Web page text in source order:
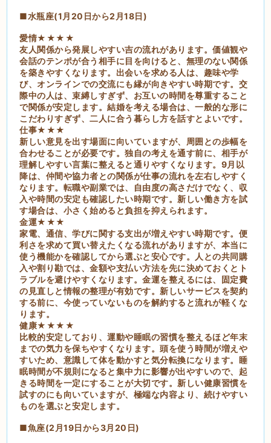
■水瓶座(1月20日から2月18日)
愛情★★★★
友人関係から発展しやすい吉の流れがあります。価値観や
会話のテンポが合う相手に目を向けると、無理のない関係
を築きやすくなります。出会いを求める人は、趣味や学
び、オンラインでの交流にも縁が向きやすい時期です。交
際中の人は、束縛しすぎず、お互いの時間を尊重すること
で関係が安定します。結婚を考える場合は、一般的な形に
こだわりすぎず、二人に合う暮らし方を話すとよいです。
仕事★★★
新しい意見を出す場面に向いていますが、周囲との歩幅を
合わせることが必要です。独自の考えを通す前に、相手が
理解しやすい言葉に整えると通りやすくなります。9月以
降は、仲間や協力者との関係が仕事の流れを左右しやすく
なります。転職や副業では、自由度の高さだけでなく、収
入や時間の安定も確認したい時期です。新しい働き方を試
す場合は、小さく始めると負担を抑えられます。
金運★★★
家電、通信、学びに関する支出が増えやすい時期です。便
利さを求めて買い替えたくなる流れがありますが、本当に
使う機能かを確認してから選ぶと安心です。人との共同購
入や割り勘では、金額や支払い方法を先に決めておくとト
ラブルを避けやすくなります。金運を整えるには、固定費
の見直しと情報の整理が有効です。新しいサービスを契約
する前に、今使っていないものを解約すると流れが軽くな
ります。
健康★★★★
比較的安定しており、運動や睡眠の習慣を整えるほど年末
までの気力を保ちやすくなります。頭を使う時間が増えや
すいため、意識して体を動かすと気分転換になります。睡
眠時間が不規則になると集中力に影響が出やすいので、起
きる時間を一定にすることが大切です。新しい健康習慣を
試すのにも向いていますが、極端な内容より、続けやすい
ものを選ぶと安定します。
■魚座(2月19日から3月20日)